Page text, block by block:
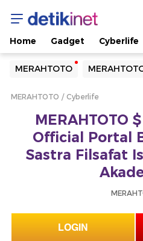
Home Gadget Cyberlife
MERAHTOTO
Yang sedang ramai dicari
Loading...
Loading...
MERAHTOTO Cyberlife
MERAHTOTO
Official Portal
Sastra Filsafat
LOGIN